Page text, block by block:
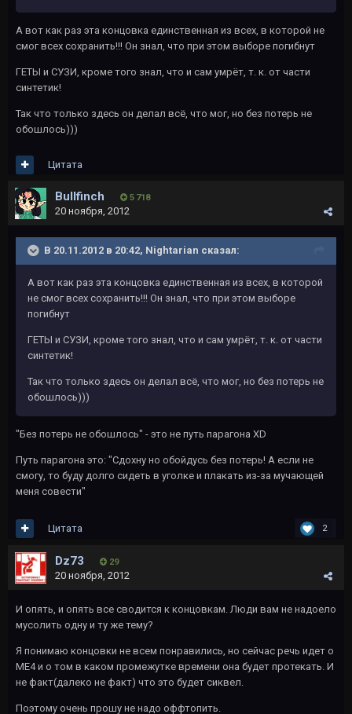
А вот как раз эта концовка единственная из всех, в которой не
смог всех сохранить!!! Он знал, что при этом выборе погибнут
ГЕТЫ и СУЗИ, кроме того знал, что и сам умрёт, т. к. от части
синтетик!
Так что только здесь он делал всё, что мог, но без потерь не
обошлось)))
Цитата
Bullfinch 5 718
20 ноября, 2012
В 20.11.2012 в 20:42, Nightarian сказал:
А вот как раз эта концовка единственная из всех, в которой
не смог всех сохранить!!! Он знал, что при этом выборе
погибнут
ГЕТЫ и СУЗИ, кроме того знал, что и сам умрёт, т. к. от части
синтетик!
Так что только здесь он делал всё, что мог, но без потерь не
обошлось)))
"Без потерь не обошлось" - это не путь парагона XD
Путь парагона это: "Сдохну но обойдусь без потерь! А если не
смогу, то буду долго сидеть в уголке и плакать из-за мучающей
меня совести"
2
Цитата
Dz73 29
20 ноября, 2012
И опять, и опять все сводится к концовкам. Люди вам не надоело
мусолить одну и ту же тему?
Я понимаю концовки не всем понравились, но сейчас речь идет о
МЕ4 и о том в каком промежутке времени она будет протекать. И
не факт(далеко не факт) что это будет сиквел.
Поэтому очень прошу не надо оффтопить.